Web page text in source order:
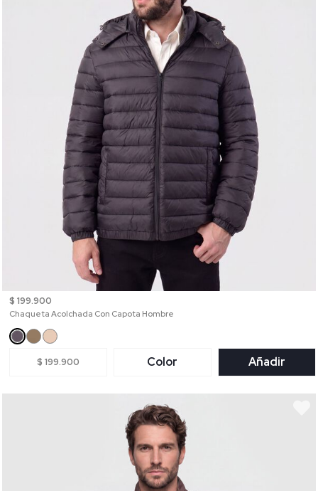
$ 199.900
Chaqueta Acolchada Con Capota Hombre
$ 199.900 Color Añadir